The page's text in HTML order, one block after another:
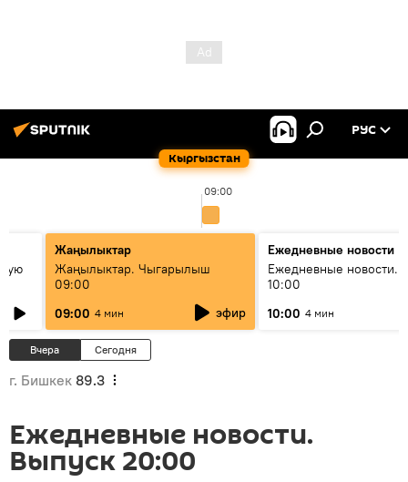
Кыргызстан
РУС
09:00
Жаңылыктар
Жаңылыктар. Чыгарылыш
09:00
09:00 4 мин эфир
Ежедневные новости
Ежедневные новости.
10:00
10:00 4 мин
Вчера Сегодня
г. Бишкек 89.3
Ежедневные новости.
Выпуск 20:00